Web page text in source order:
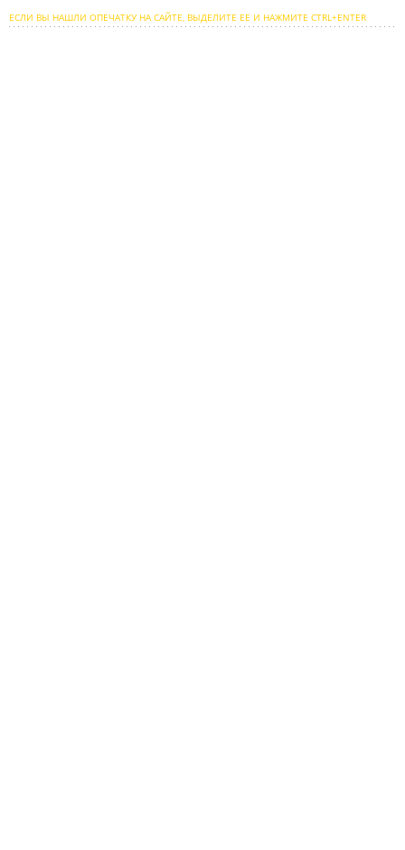
ЕСЛИ ВЫ НАШЛИ ОПЕЧАТКУ НА САЙТЕ, ВЫДЕЛИТЕ ЕЕ И НАЖМИТЕ CTRL+ENTER